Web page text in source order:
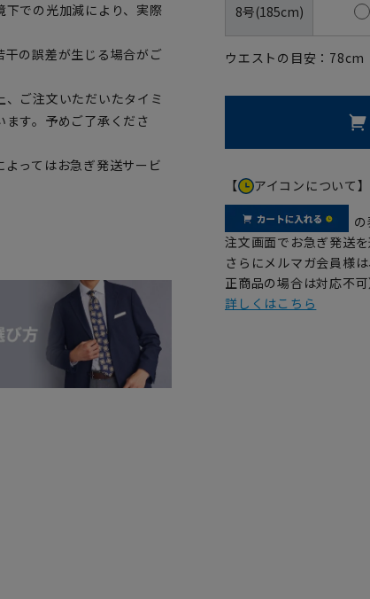
での光加減により、実際
の誤差が生じる場合がご
ご注文いただいたタイミ
す。予めご了承くださ
ってはお急ぎ発送サービ
8号(185cm)
ウエストの目安： 78cm
【 アイコンについて】
の
注文画面でお急ぎ発送を
さらにメルマガ会員様
正商品の場合は対応不可
詳しくはこちら